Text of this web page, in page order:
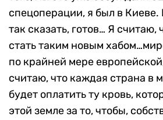
спецоперации, я был в Киеве.
так сказать, готов… Я
стать таким новым
по крайней мере
считаю, что каждая страна в
будет оплатить ту кровь,
этой земле за то, чтобы,